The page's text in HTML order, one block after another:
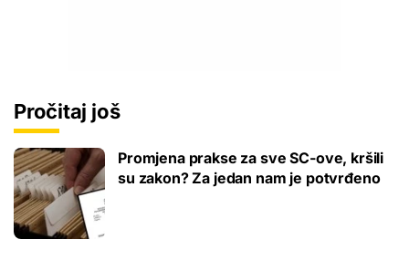
Pročitaj još
Promjena prakse za sve SC-ove, kršili
su zakon? Za jedan nam je potvrđeno